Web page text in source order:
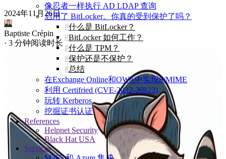
像忍者一样执行 AD LDAP 查询
启用了 BitLocker。你真的受到保护了吗？
什么是 BitLocker？
BitLocker 如何工作？
什么是 TPM？
保护还是不保护？
总结
在Exchange Online和OWA中实现S/MIME
利用 Certifried (CVE-2022-26923)
玩转 Kerberos
挖掘证书认证
References
Helpnet Security
Black Hat USA
Services
2024年11月26日·
Baptiste Crépin
· 3 分钟阅读时长